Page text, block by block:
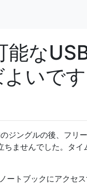
な
いです
ジングルの後、フリ
ちませんでした。タイ
ートブックにアクセス